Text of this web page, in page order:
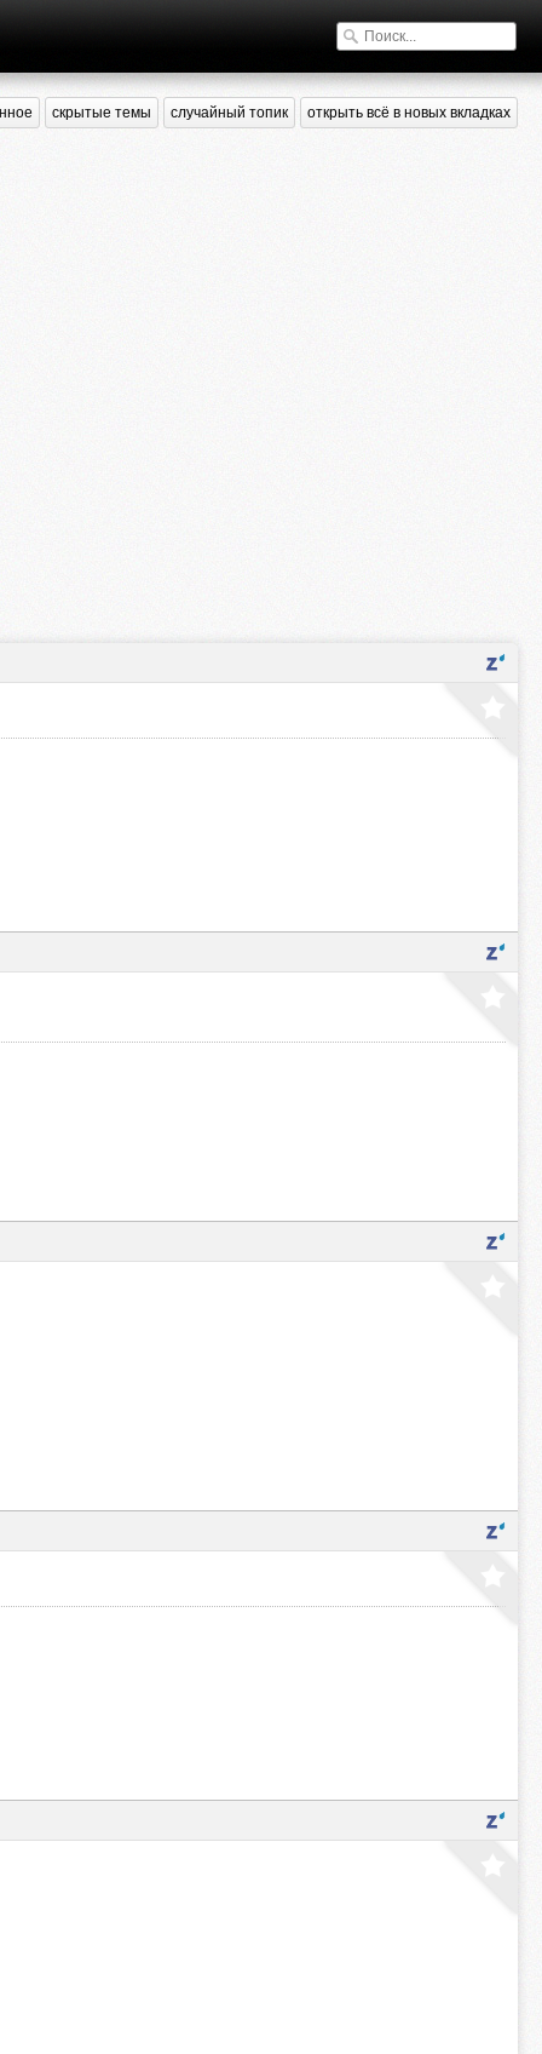
скрытые темы случайный топик открыть всё в новых вкладках